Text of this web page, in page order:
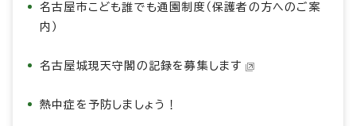
名古屋市こども誰でも通園制度（保護者の方へのご案
内）
名古屋城現天守閣の記録を募集します
熱中症を予防しましょう！